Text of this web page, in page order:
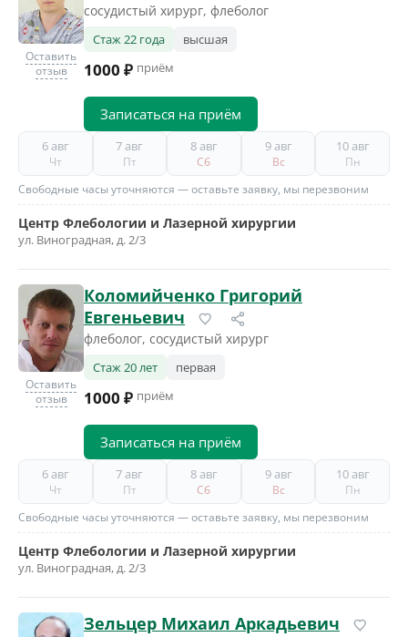
Оставить
отзыв
сосудистый хирург, флеболог
Стаж 22 года высшая
1000 ₽ приём
Записаться на приём
6 авг
Чт
7 авг
Пт
8 авг
Сб
9 авг
Вс
10 авг
Пн
Свободные часы уточняются — оставьте заявку, мы перезвоним
Центр Флебологии и Лазерной хирургии
ул. Виноградная, д. 2/3
Оставить
отзыв
Коломийченко Григорий
Евгеньевич
флеболог, сосудистый хирург
Стаж 20 лет первая
1000 ₽ приём
Записаться на приём
6 авг
Чт
7 авг
Пт
8 авг
Сб
9 авг
Вс
10 авг
Пн
Свободные часы уточняются — оставьте заявку, мы перезвоним
Центр Флебологии и Лазерной хирургии
ул. Виноградная, д. 2/3
Зельцер Михаил Аркадьевич